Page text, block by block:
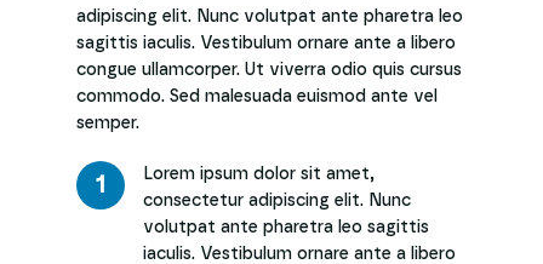
adipiscing elit. Nunc volutpat ante pharetra leo
sagittis iaculis. Vestibulum ornare ante a libero
congue ullamcorper. Ut viverra odio quis cursus
commodo. Sed malesuada euismod ante vel
semper.
1
Lorem ipsum dolor sit amet,
consectetur adipiscing elit. Nunc
volutpat ante pharetra leo sagittis
iaculis. Vestibulum ornare ante a libero